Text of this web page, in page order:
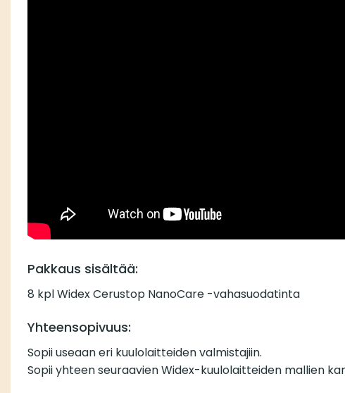
Pakkaus sisältää:
8 kpl Widex Cerustop NanoCare -vahasuodatinta
Yhteensopivuus:
Sopii useaan eri kuulolaitteiden valmistajiin.
Sopii yhteen seuraavien Widex-kuulolaitteiden mallien